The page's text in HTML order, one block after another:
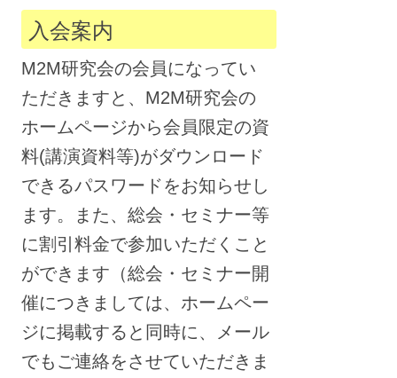
キ
ッ
プ
入会案内
M2M研究会の会員になってい
ただきますと、M2M研究会の
ホームページから会員限定の資
料(講演資料等)がダウンロード
できるパスワードをお知らせし
ます。また、総会・セミナー等
に割引料金で参加いただくこと
ができます（総会・セミナー開
催につきましては、ホームペー
ジに掲載すると同時に、メール
でもご連絡をさせていただきま